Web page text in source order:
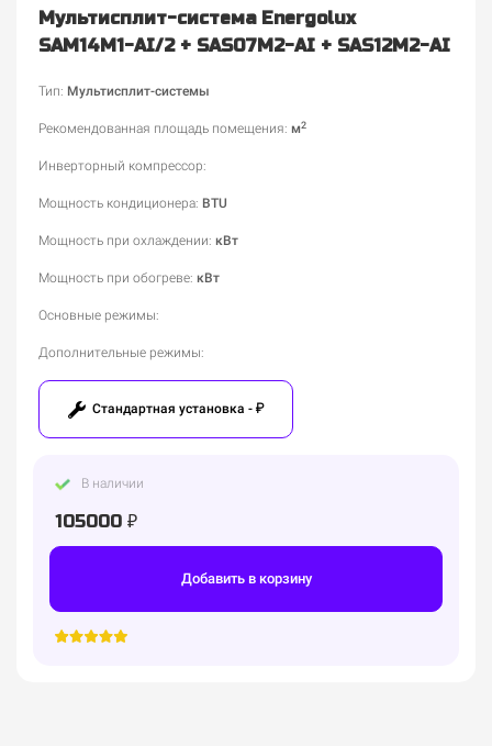
Мультисплит-система Energolux
SAM14M1-AI/2 + SAS07M2-AI + SAS12M2-AI
Тип: Мультисплит-системы
Рекомендованная площадь помещения: м2
Инверторный компрессор:
Мощность кондиционера: BTU
Мощность при охлаждении: кВт
Мощность при обогреве: кВт
Основные режимы:
Дополнительные режимы:
Стандартная установка - ₽
В наличии
105000 ₽
Добавить в корзину